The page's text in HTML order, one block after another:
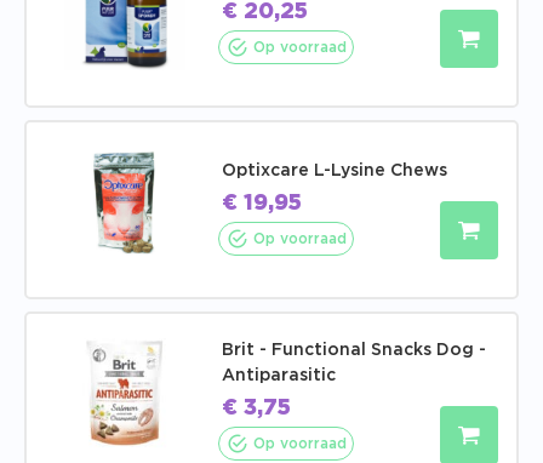
€ 20,25
Op voorraad
Optixcare L-Lysine Chews
€ 19,95
Op voorraad
Brit - Functional Snacks Dog -
Antiparasitic
€ 3,75
Op voorraad